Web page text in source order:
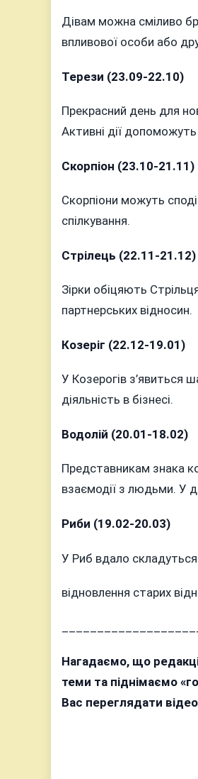
Дівам можна сміливо
впливової особи або
Терези (23.09-22.10)
Прекрасний день для
Активні дії
Скорпіон (23.10-21.11)
Скорпіони можуть
спілкування.
Стрілець (22.11-21.12)
Зірки обіцяють
партнерських відносин.
Козеріг (22.12-19.01)
У Козерогів з’явиться
діяльність в бізнесі.
Водолій (20.01-18.02)
Представникам знака
взаємодії з людьми. У
Риби (19.02-20.03)
У Риб вдало
відновлення старих
Нагадаємо, що
теми та піднімаємо
Вас переглядати